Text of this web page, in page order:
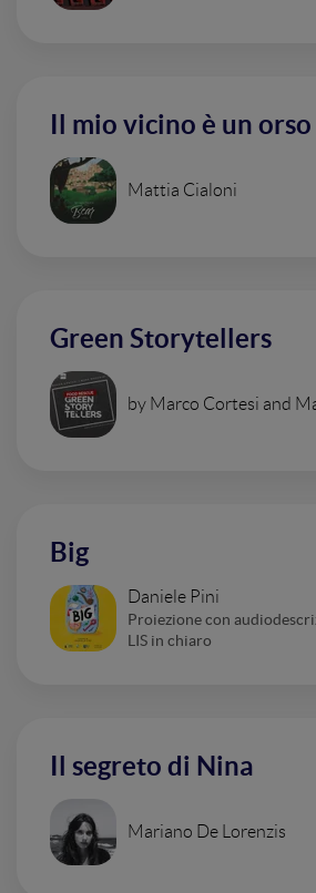
Il mio vicino è un orso
Mattia Cialoni
Green Storytellers
by Marco Cortesi and
Big
Daniele Pini
Proiezione con
LIS in chiaro
Il segreto di Nina
Mariano De Lorenzis